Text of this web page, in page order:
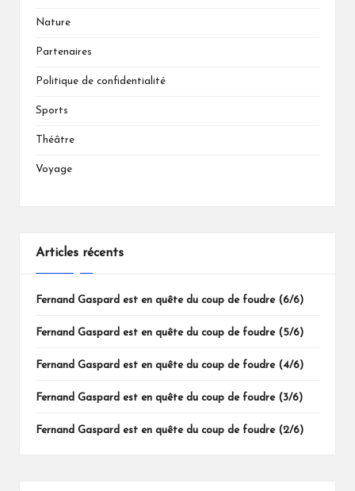
Nature
Partenaires
Politique de confidentialité
Sports
Théâtre
Voyage
Articles récents
Fernand Gaspard est en quête du coup de foudre (6/6)
Fernand Gaspard est en quête du coup de foudre (5/6)
Fernand Gaspard est en quête du coup de foudre (4/6)
Fernand Gaspard est en quête du coup de foudre (3/6)
Fernand Gaspard est en quête du coup de foudre (2/6)